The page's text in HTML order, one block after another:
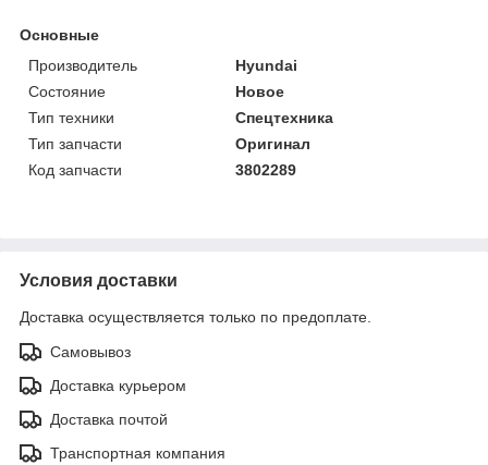
Основные
Производитель
Hyundai
Состояние
Новое
Тип техники
Спецтехника
Тип запчасти
Оригинал
Код запчасти
3802289
Условия доставки
Доставка осуществляется только по предоплате.
Самовывоз
Доставка курьером
Доставка почтой
Транспортная компания